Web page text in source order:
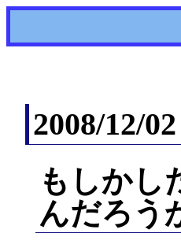
2008/12/02
もしかし
んだろう